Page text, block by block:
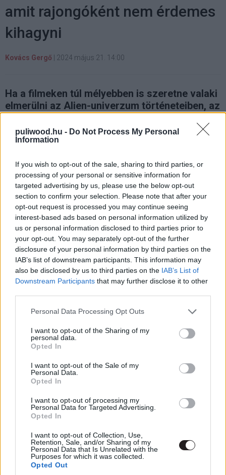
puliwood.hu - Do Not Process My Personal
Information
If you wish to opt-out of the sale, sharing to third parties, or
processing of your personal or sensitive information for
targeted advertising by us, please use the below opt-out
section to confirm your selection. Please note that after your
opt-out request is processed you may continue seeing
interest-based ads based on personal information utilized by
us or personal information disclosed to third parties prior to
your opt-out. You may separately opt-out of the further
disclosure of your personal information by third parties on the
IAB’s list of downstream participants. This information may
also be disclosed by us to third parties on the IAB’s List of
Downstream Participants that may further disclose it to other
Please note that this website/app uses one or more Google
not limited to your visit or usage behaviour. You may click to
grant or deny consent to Google and its third-party tags to
use your data for below specified purposes in below Google
consent section.
Personal Data Processing Opt Outs
I want to opt-out of the Sharing of my
personal data.
Opted In
I want to opt-out of the Sale of my
Personal Data.
Opted In
I want to opt-out of processing my
Personal Data for Targeted Advertising.
Opted In
I want to opt-out of Collection, Use,
Retention, Sale, and/or Sharing of my
Personal Data that Is Unrelated with the
Purposes for which it was collected.
Opted Out
amit rajongóként nem érdemes
kihagyni
Kovács Gergő 2024 május 21. 14:00
Ha a filmeken túl mélyebben is szeretne valaki
elmerülni az Alien-univerzum történeteiben, az
Idén 45 éves a filmvilág megkerülhetetlen klasszikusa, a
Ridley Scott által rendezett A nyolcadik utas: a Halál.
Mint az a legnagyobb sikereknél gyakran lenni szokott, az
elmúlt évtizedekben számos könyv látott napvilágot az
Alien-univerzum részeként, melyek különböző mértékben
járultak hozzá a franchise gazdagításához. Míg sok
kötet csupán tölteléknek bizonyult, több olyan mű is
született, melyek valóban méltók a rajongók figyelmére.
Ezek a regények nemcsak színvonalas történetükkel
emelkednek ki, hanem érdemben bővítik és mélyítik a
össze néhány említésre érdemes alkotást.
Alien: Árnyékhajsza / A fájdalom folyója / A
bánat tengere